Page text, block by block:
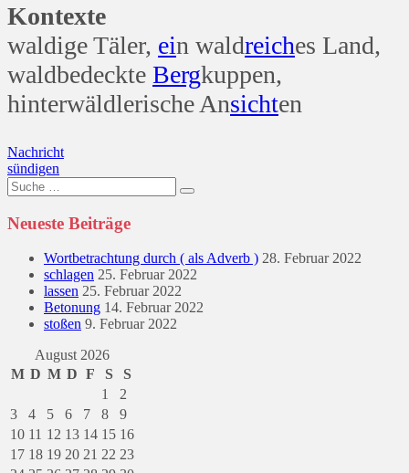
Kontexte
waldige Täler, ein waldreiches Land,
waldbedeckte Bergkuppen,
hinterwäldlerische Ansichten
Beitragsnavigation
Nachricht
sündigen
Suche
nach:
Neueste Beiträge
Wortbetrachtung durch ( als Adverb ) 28. Februar 2022
schlagen 25. Februar 2022
lassen 25. Februar 2022
Betonung 14. Februar 2022
stoßen 9. Februar 2022
August 2026
M D M D F S
S
1
2
3
4 5 6 7 8
9
10 11 12 13 14 15 16
17 18 19 20 21 22 23